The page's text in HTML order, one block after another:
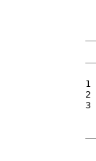
1
2
3